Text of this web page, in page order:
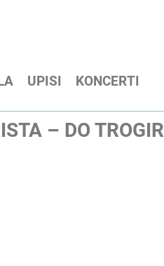
UPISI KONCERTI
– DO TROGIR